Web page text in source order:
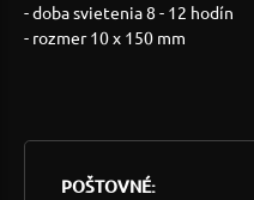
- doba svietenia 8 - 12 hodín
- rozmer 10 x 150 mm
POŠTOVNÉ: